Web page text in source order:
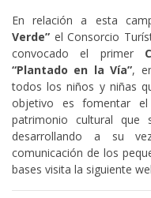
En relación a esta
Verde” el Consorcio
convocado el primer
“Plantado en la Vía”,
todos los niños y niñas
objetivo es fomentar
patrimonio cultural que
desarrollando a su
comunicación de los
bases visita la siguiente